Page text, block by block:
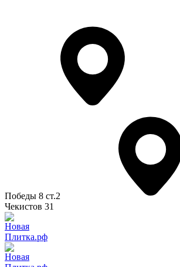
Победы 8 ст.2
Чекистов 31